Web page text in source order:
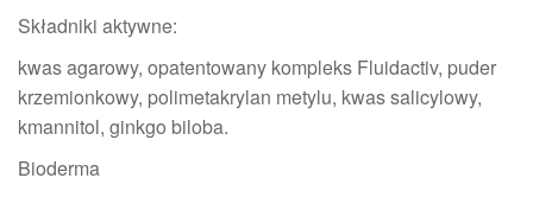
Składniki aktywne:
kwas agarowy, opatentowany kompleks Fluidactiv, puder
krzemionkowy, polimetakrylan metylu, kwas salicylowy,
kmannitol, ginkgo biloba.
Bioderma